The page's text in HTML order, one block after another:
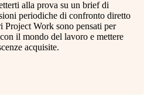
alla prova su un brief di
periodiche di confronto diretto
Project Work sono pensati per
il mondo del lavoro e mettere
acquisite.